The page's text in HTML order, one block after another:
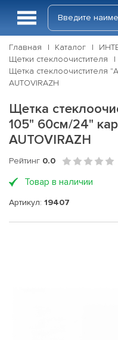
Главная Каталог
Щетки стеклоочистителя
Щетка стеклоочистителя
AUTOVIRAZH
Щетка
105" 60см/24"
AUTOVIRAZH
Рейтинг 0.0
Товар в наличии
Артикул: 19407